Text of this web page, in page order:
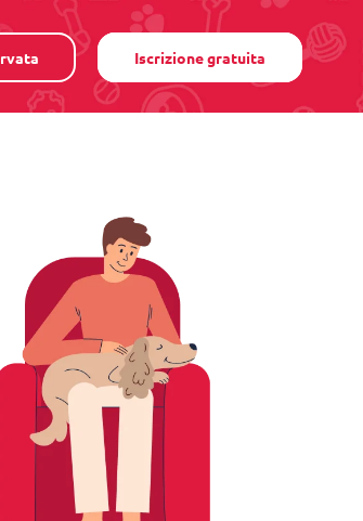
Iscrizione gratuita